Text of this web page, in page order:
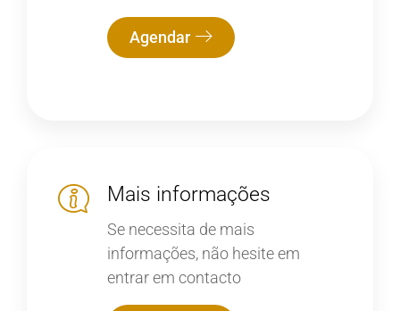
Agendar
Mais informações
Se necessita de mais
informações, não hesite em
entrar em contacto